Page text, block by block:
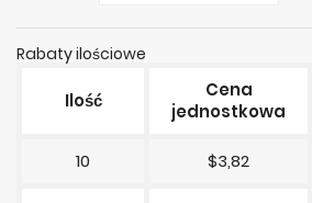
Rabaty ilościowe
Ilość
Cena
jednostkowa
10 $3,82